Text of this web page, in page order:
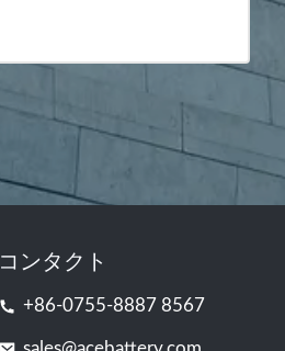
コンタクト
+86-0755-8887 8567